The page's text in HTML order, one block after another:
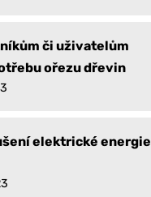
či uživatelům
ořezu dřevin
elektrické energie